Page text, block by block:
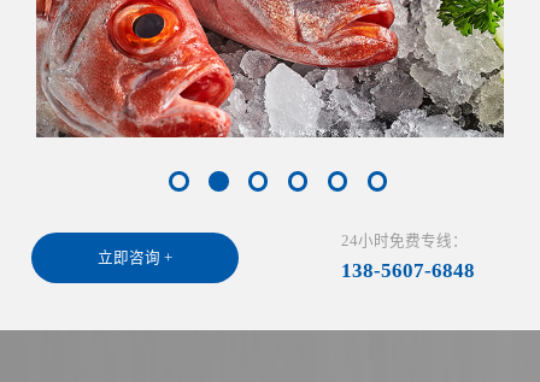
立即咨询 +
24小时免费专线：
138-5607-6848